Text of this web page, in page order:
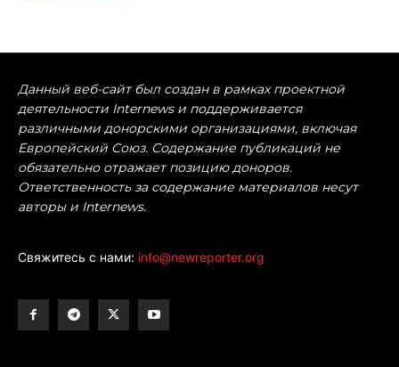
Данный веб-сайт был создан в рамках проектной
деятельности Internews и поддерживается
различными донорскими организациями, включая
Европейский Союз. Содержание публикаций не
обязательно отражает позицию доноров.
Ответственность за содержание материалов несут
авторы и Internews.
Свяжитесь с нами: info@newreporter.org